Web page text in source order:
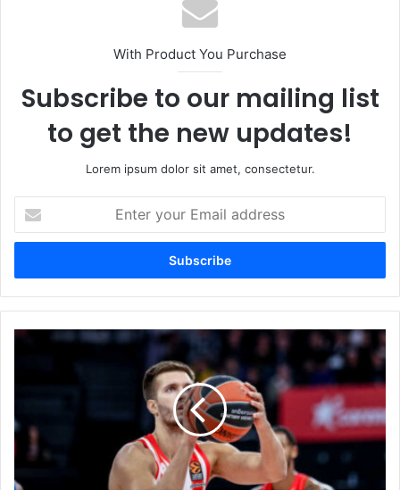
With Product You Purchase
Subscribe to our mailing list
to get the new updates!
Lorem ipsum dolor sit amet, consectetur.
your
Email